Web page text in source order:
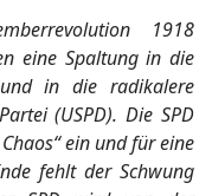
1918
eine Spaltung in die
und in die radikalere
(USPD). Die SPD
ein und für eine
fehlt der Schwung